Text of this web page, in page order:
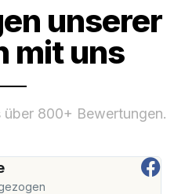
unserer
mit uns
über 800+ Bewertungen.